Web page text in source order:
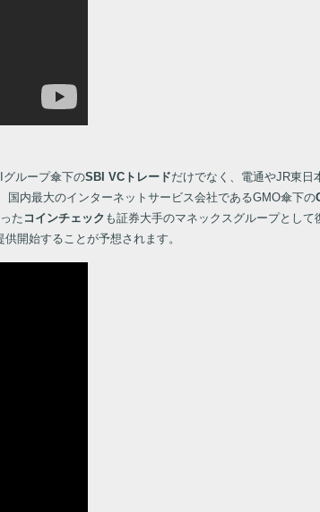
ループ傘下のSBI VCトレードだけでなく、電通やJR東日
国内最大のインターネットサービス会社であるGMO傘下の
た コインチェック も証券大手のマネックスグループとし
開始することが予想されます。